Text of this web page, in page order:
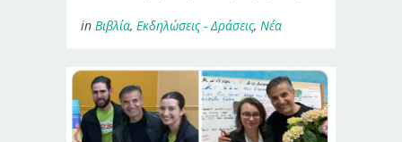
in Βιβλία, Εκδηλώσεις - Δράσεις, Νέα